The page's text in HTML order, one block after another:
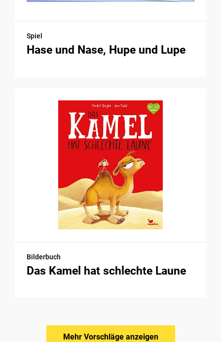
Spiel
Hase und Nase, Hupe und Lupe
Bilderbuch
Das Kamel hat schlechte Laune
Mehr Vorschläge anzeigen